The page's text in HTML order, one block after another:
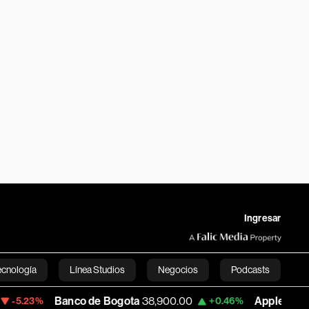
Ingresar
Línea Studios Negocios Podcasts
English
Banco de Bogota 38,900.00 +0.46% Apple 312.53